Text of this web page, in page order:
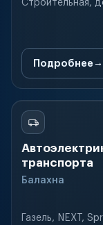
Строительная,
Подробнее
транспорта
Балахна
Газель, NEXT,